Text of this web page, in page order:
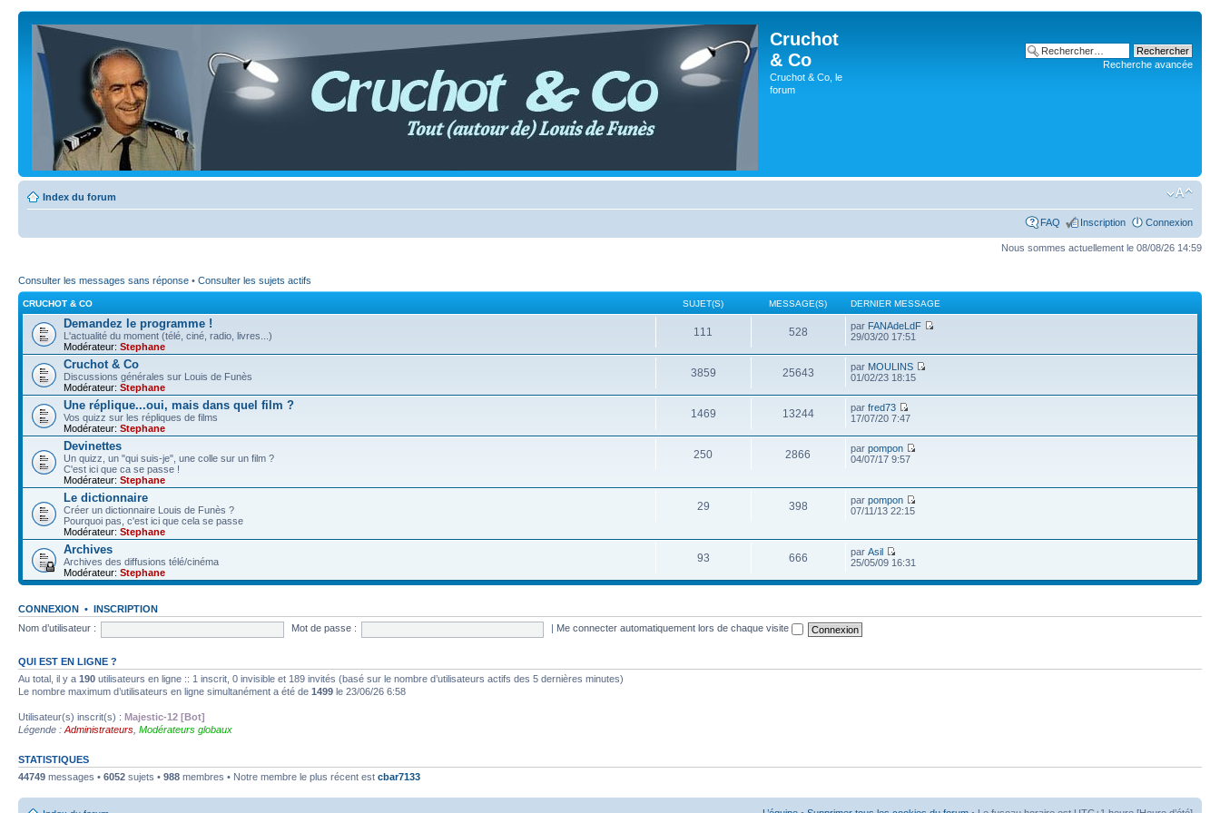
Cruchot
& Co
Cruchot & Co, le
forum
Recherche avancée
Index du forum
FAQ Inscription Connexion
Nous sommes actuellement le 08/08/26 14:59
Consulter les messages sans réponse • Consulter les sujets actifs
CRUCHOT & CO SUJET(S) MESSAGE(S) DERNIER MESSAGE
Demandez le programme !
L'actualité du moment (télé, ciné, radio, livres...)
Modérateur: Stephane
111 528 par FANAdeLdF
29/03/20 17:51
Cruchot & Co
Discussions générales sur Louis de Funès
Modérateur: Stephane
3859 25643 par MOULINS
01/02/23 18:15
Une réplique...oui, mais dans quel film ?
Vos quizz sur les répliques de films
Modérateur: Stephane
1469 13244 parfred73
17/07/20 7:47
Devinettes
Un quizz, un "qui suis-je", une colle sur un film ?
C'est ici que ca se passe !
Modérateur: Stephane
250 2866 parpompon
04/07/17 9:57
Le dictionnaire
Créer un dictionnaire Louis de Funès ?
Pourquoi pas, c'est ici que cela se passe
Modérateur: Stephane
29 398 parpompon
07/11/13 22:15
Archives
Archives des diffusions télé/cinéma
Modérateur: Stephane
93 666 parAsil
25/05/09 16:31
CONNEXION • INSCRIPTION
Nom d’utilisateur :
Mot de passe : Me connecter automatiquement lors de chaque visite
QUI EST EN LIGNE ?
Au total, il y a 190 utilisateurs en ligne :: 1 inscrit, 0 invisible et 189 invités (basé sur le nombre d’utilisateurs actifs des 5 dernières minutes)
Le nombre maximum d’utilisateurs en ligne simultanément a été de 1499 le 23/06/26 6:58
Utilisateur(s) inscrit(s) : Majestic-12 [Bot]
Légende : Administrateurs Modérateurs globaux
STATISTIQUES
44749 messages • 6052 sujets • 988 membres • Notre membre le plus récent est cbar7133